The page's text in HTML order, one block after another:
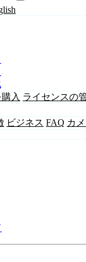
入 ライセンスの
ビジネス FAQ カ